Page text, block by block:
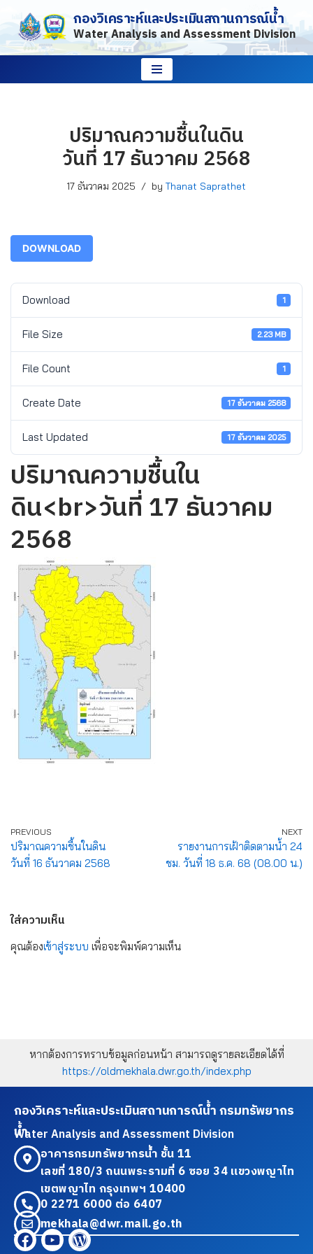
Skip
to
กองวิเคราะห์และประเมินสถานการณ์น้ำ
Water Analysis and Assessment Division
ปริมาณความชื้นในดิน
วันที่ 17 ธันวาคม 2568
17 ธันวาคม 2025 by Thanat Saprathet
DOWNLOAD
Download 1
File Size 2.23 MB
File Count 1
Create Date 17 ธันวาคม 2568
Last Updated 17 ธันวาคม 2025
ปริมาณความชื้นใน
ดิน<br>วันที่ 17 ธันวาคม
2568
PREVIOUS
ปริมาณความชื้นในดิน
วันที่ 16 ธันวาคม 2568
NEXT
รายงานการเฝ้าติดตามน้ำ 24
ชม. วันที่ 18 ธ.ค. 68 (08.00 น.)
ใส่ความเห็น
คุณต้องเข้าสู่ระบบ เพื่อจะพิมพ์ความเห็น
หากต้องการทราบข้อมูลก่อนหน้า สามารถดูรายละเอียดได้ที่
https://oldmekhala.dwr.go.th/index.php
กองวิเคราะห์และประเมินสถานการณ์น้ำ กรมทรัพยากร
น้ำ
Water Analysis and Assessment Division
อาคารกรมทรัพยากรน้ำ ชั้น 11
เลขที่ 180/3 ถนนพระรามที่ 6 ซอย 34 แขวงพญาไท
เขตพญาไท กรุงเทพฯ 10400
0 2271 6000 ต่อ 6407
mekhala@dwr.mail.go.th